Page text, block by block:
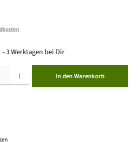
3 Werktagen bei Dir
In den Warenkorb